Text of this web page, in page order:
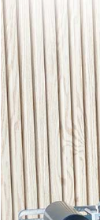
Sử
Dập
29/